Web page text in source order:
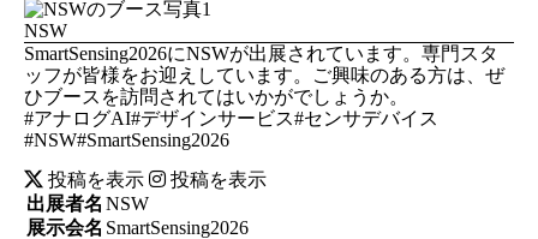
NSW
SmartSensing2026にNSWが出展されています。専門スタ
ッフが皆様をお迎えしています。ご興味のある方は、ぜ
ひブースを訪問されてはいかがでしょうか。
#アナログAI#デザインサービス#センサデバイス
#NSW#SmartSensing2026
投稿を表示
投稿を表示
出展者名 NSW
展示会名 SmartSensing2026